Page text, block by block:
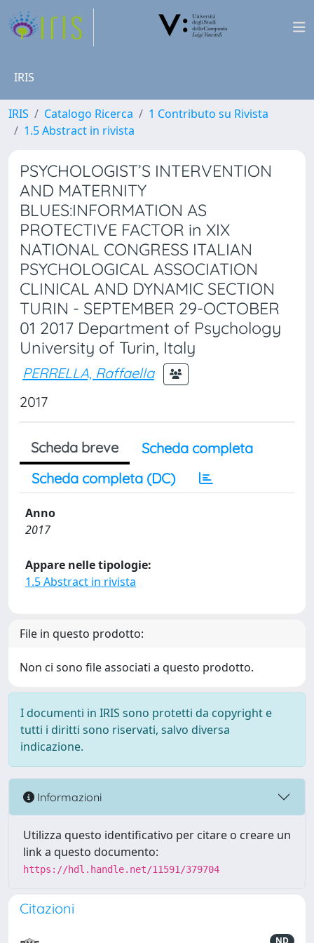
IRIS
IRIS Catalogo Ricerca
1 Contributo su Rivista
1.5 Abstract in rivista
PSYCHOLOGIST’S INTERVENTION
AND MATERNITY
BLUES:INFORMATION AS
PROTECTIVE FACTOR in XIX
NATIONAL CONGRESS ITALIAN
PSYCHOLOGICAL ASSOCIATION
CLINICAL AND DYNAMIC SECTION
TURIN - SEPTEMBER 29-OCTOBER
01 2017 Department of Psychology
University of Turin, Italy
PERRELLA, Raffaella
2017
Scheda breve
Scheda completa
Scheda completa (DC)
Anno
2017
Appare nelle tipologie:
1.5 Abstract in rivista
File in questo prodotto:
Non ci sono file associati a questo prodotto.
I documenti in IRIS sono protetti da copyright e
tutti i diritti sono riservati, salvo diversa
indicazione.
Informazioni
Utilizza questo identificativo per citare o creare un
link a questo documento:
https://hdl.handle.net/11591/379704
Citazioni